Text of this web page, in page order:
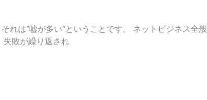
れは”嘘が多い”ということです。 ネットビジネス全般
失敗が繰り返され